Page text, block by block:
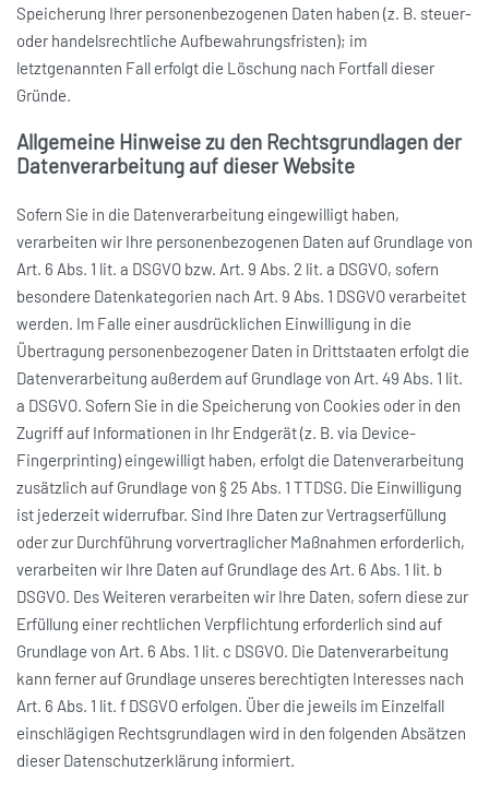
Speicherung Ihrer personenbezogenen Daten haben (z. B. steuer-
oder handelsrechtliche Aufbewahrungsfristen); im
letztgenannten Fall erfolgt die Löschung nach Fortfall dieser
Gründe.
Allgemeine Hinweise zu den Rechtsgrundlagen der
Datenverarbeitung auf dieser Website
Sofern Sie in die Datenverarbeitung eingewilligt haben,
verarbeiten wir Ihre personenbezogenen Daten auf Grundlage von
Art. 6 Abs. 1 lit. a DSGVO bzw. Art. 9 Abs. 2 lit. a DSGVO, sofern
besondere Datenkategorien nach Art. 9 Abs. 1 DSGVO verarbeitet
werden. Im Falle einer ausdrücklichen Einwilligung in die
Übertragung personenbezogener Daten in Drittstaaten erfolgt die
Datenverarbeitung außerdem auf Grundlage von Art. 49 Abs. 1 lit.
a DSGVO. Sofern Sie in die Speicherung von Cookies oder in den
Zugriff auf Informationen in Ihr Endgerät (z. B. via Device-
Fingerprinting) eingewilligt haben, erfolgt die Datenverarbeitung
zusätzlich auf Grundlage von § 25 Abs. 1 TTDSG. Die Einwilligung
ist jederzeit widerrufbar. Sind Ihre Daten zur Vertragserfüllung
oder zur Durchführung vorvertraglicher Maßnahmen erforderlich,
verarbeiten wir Ihre Daten auf Grundlage des Art. 6 Abs. 1 lit. b
DSGVO. Des Weiteren verarbeiten wir Ihre Daten, sofern diese zur
Erfüllung einer rechtlichen Verpflichtung erforderlich sind auf
Grundlage von Art. 6 Abs. 1 lit. c DSGVO. Die Datenverarbeitung
kann ferner auf Grundlage unseres berechtigten Interesses nach
Art. 6 Abs. 1 lit. f DSGVO erfolgen. Über die jeweils im Einzelfall
einschlägigen Rechtsgrundlagen wird in den folgenden Absätzen
dieser Datenschutzerklärung informiert.